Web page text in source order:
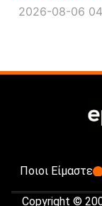
2026-08-06
Ποιοι Είμαστε
Copyright ©